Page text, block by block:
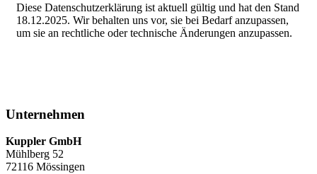
Diese Datenschutzerklärung ist aktuell gültig und hat den Stand
18.12.2025. Wir behalten uns vor, sie bei Bedarf anzupassen,
um sie an rechtliche oder technische Änderungen anzupassen.
Unternehmen
Kuppler GmbH
Mühlberg 52
72116 Mössingen